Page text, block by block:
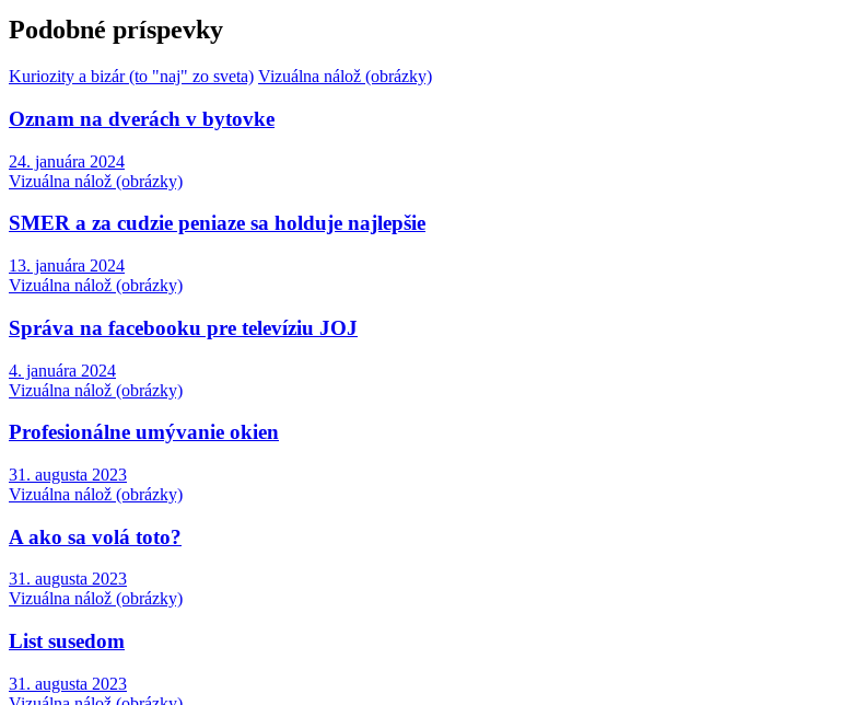
Podobné príspevky
Kuriozity a bizár (to "naj" zo sveta) Vizuálna nálož (obrázky)
Oznam na dverách v bytovke
24. januára 2024
Vizuálna nálož (obrázky)
SMER a za cudzie peniaze sa holduje najlepšie
13. januára 2024
Vizuálna nálož (obrázky)
Správa na facebooku pre televíziu JOJ
4. januára 2024
Vizuálna nálož (obrázky)
Profesionálne umývanie okien
31. augusta 2023
Vizuálna nálož (obrázky)
A ako sa volá toto?
31. augusta 2023
Vizuálna nálož (obrázky)
List susedom
31. augusta 2023